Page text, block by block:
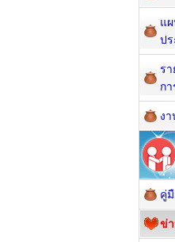
แ
ปร
ร
ก
ง
คู่
ข่